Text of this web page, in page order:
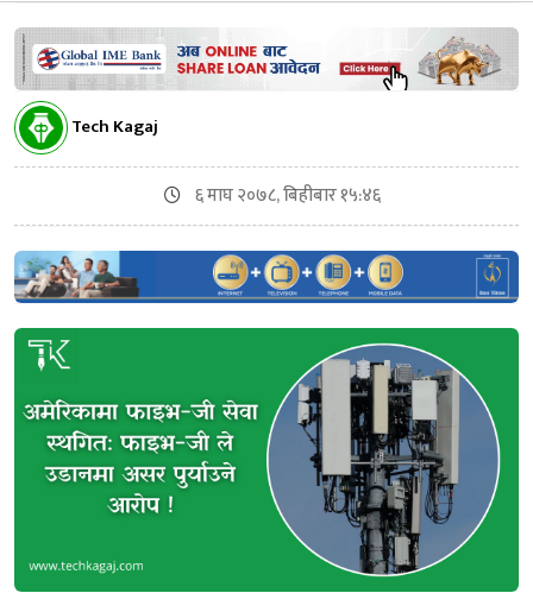
Tech Kagaj
६ माघ २०७८, बिहीबार १५:४६